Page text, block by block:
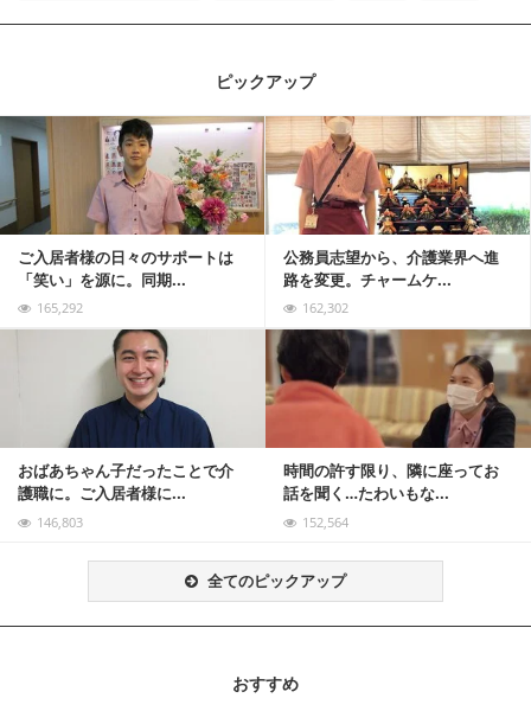
ピックアップ
ご入居者様の日々のサポートは
「笑い」を源に。同期...
165,292
公務員志望から、介護業界へ進
路を変更。チャームケ...
162,302
記事を読む
おばあちゃん子だったことで介
護職に。ご入居者様に...
146,803
時間の許す限り、隣に座ってお
話を聞く…たわいもな...
152,564
全てのピックアップ
おすすめ